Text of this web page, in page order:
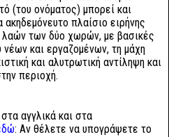
(του ονόματος) μπορεί και
πλαίσιο ειρήνης
λαών των δύο χωρών, με βασικές
νέων και εργαζομένων, τη μάχη
και αλυτρωτική αντίληψη και
περιοχή.
αγγλικά και στα
: Αν θέλετε να υπογράψετε το